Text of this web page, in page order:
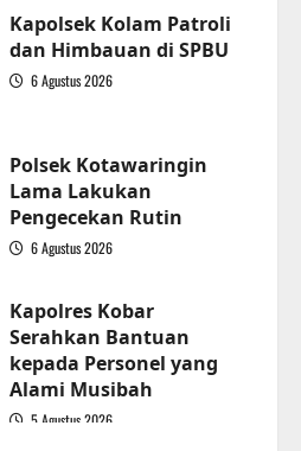
Kapolsek Kolam Patroli
dan Himbauan di SPBU
6 Agustus 2026
Polsek Kotawaringin
Lama Lakukan
Pengecekan Rutin
6 Agustus 2026
Kapolres Kobar
Serahkan Bantuan
kepada Personel yang
Alami Musibah
5 Agustus 2026